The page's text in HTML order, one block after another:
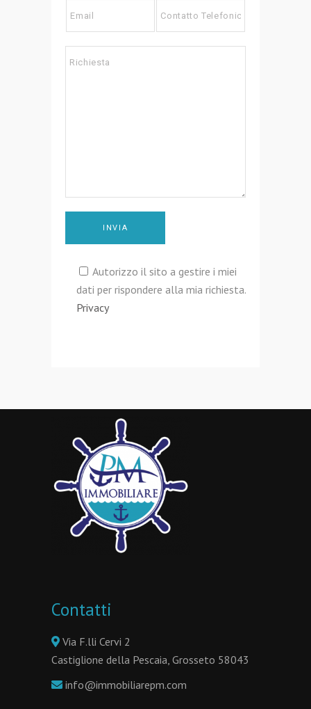
Autorizzo il sito a gestire i miei
dati per rispondere alla mia richiesta.
Privacy
Contatti
Via F.lli Cervi 2
Castiglione della Pescaia, Grosseto 58043
info@immobiliarepm.com